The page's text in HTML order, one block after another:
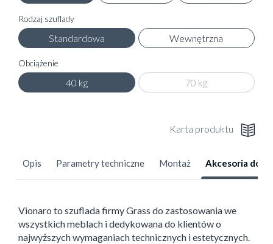
Rodzaj szuflady
Standardowa Wewnętrzna
Obciążenie
40 kg 70 kg
Karta produktu
Opis Parametry techniczne Montaż Akcesoria
Vionaro to szuflada firmy Grass do zastosowania we
wszystkich meblach i dedykowana do klientów o
najwyższych wymaganiach technicznych i estetycznych.